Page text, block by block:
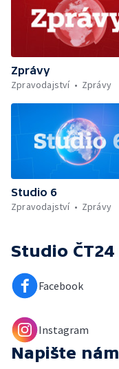
Zprávy
Zpravodajství
Zprávy
Studio 6
Zpravodajství
Zprávy
Studio ČT24
Facebook
Instagram
Napište nám